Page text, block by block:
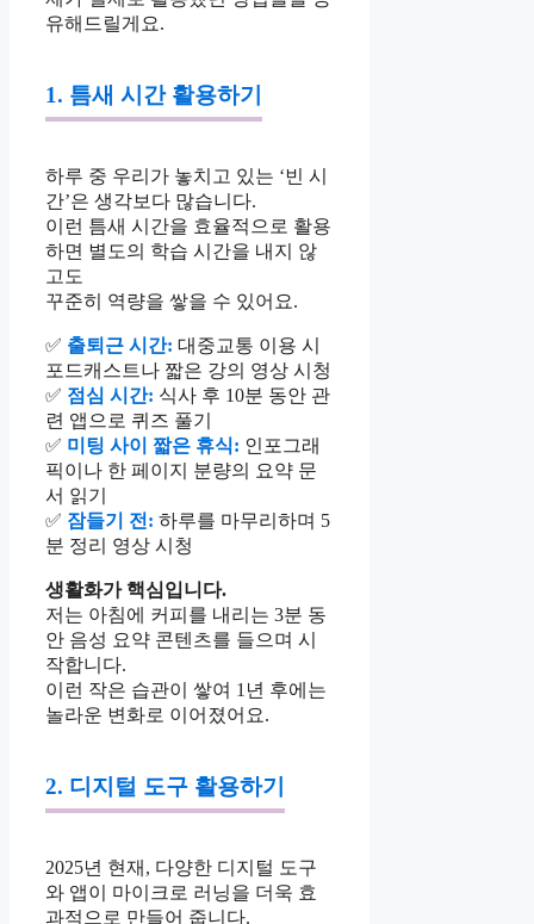
유해드릴게요.
1. 틈새 시간 활용하기
하루 중 우리가 놓치고 있는 ‘빈 시
간’은 생각보다 많습니다.
이런 틈새 시간을 효율적으로 활용
하면 별도의 학습 시간을 내지 않
고도
꾸준히 역량을 쌓을 수 있어요.
✅ 출퇴근 시간: 대중교통 이용 시
포드캐스트나 짧은 강의 영상 시청
✅ 점심 시간: 식사 후 10분 동안 관
련 앱으로 퀴즈 풀기
✅ 미팅 사이 짧은 휴식: 인포그래
픽이나 한 페이지 분량의 요약 문
서 읽기
✅ 잠들기 전: 하루를 마무리하며 5
분 정리 영상 시청
생활화가 핵심입니다.
저는 아침에 커피를 내리는 3분 동
안 음성 요약 콘텐츠를 들으며 시
작합니다.
이런 작은 습관이 쌓여 1년 후에는
놀라운 변화로 이어졌어요.
2. 디지털 도구 활용하기
2025년 현재, 다양한 디지털 도구
와 앱이 마이크로 러닝을 더욱 효
과적으로 만들어 줍니다.